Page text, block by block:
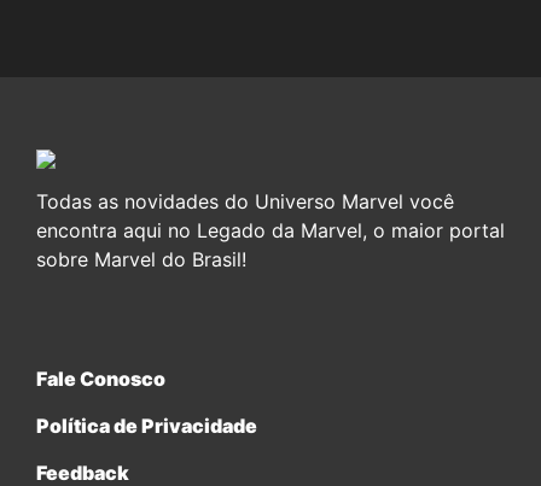
Todas as novidades do Universo Marvel você
encontra aqui no Legado da Marvel, o maior portal
sobre Marvel do Brasil!
Fale Conosco
Política de Privacidade
Feedback